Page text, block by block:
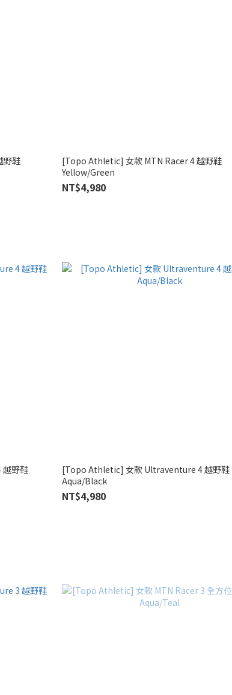
野鞋
[Topo Athletic] 女款 MTN Racer 4 越野鞋
Yellow/Green
NT$4,980
野鞋
[Topo Athletic] 女款 Ultraventure 4 越野鞋
Aqua/Black
NT$4,980